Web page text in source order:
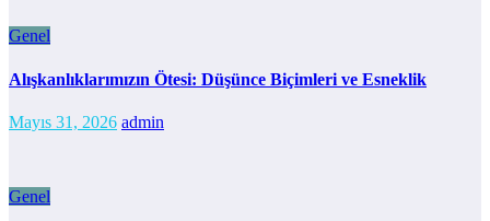
Genel
Alışkanlıklarımızın Ötesi: Düşünce Biçimleri ve Esneklik
Mayıs 31, 2026 admin
Genel